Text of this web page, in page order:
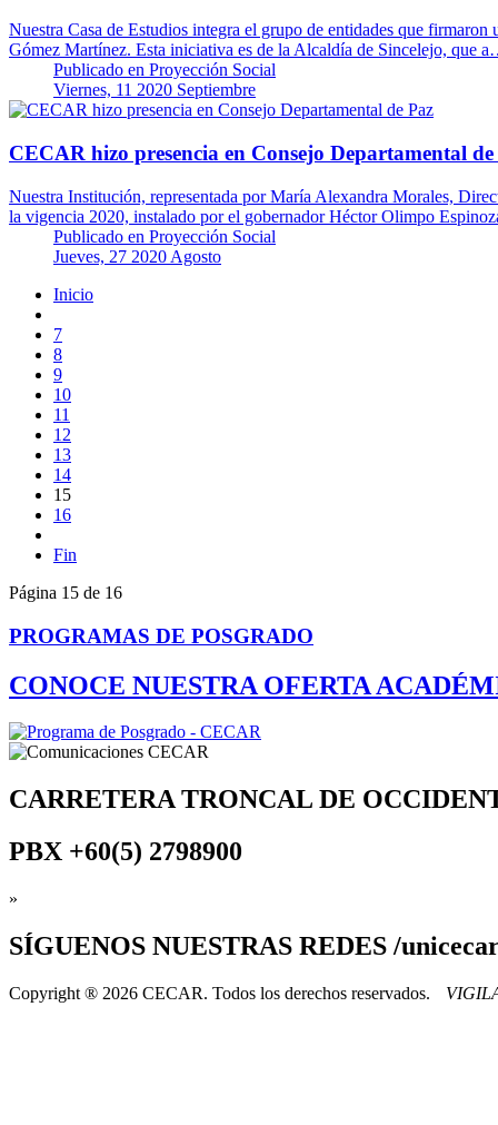
Nuestra Casa de Estudios integra el grupo de entidades que
Gómez Martínez. Esta iniciativa es de la Alcaldía de Sincelejo, que
Publicado en Proyección Social
Viernes, 11 2020 Septiembre
CECAR hizo presencia en Consejo Departamental de
Nuestra Institución, representada por María Alexandra Morales,
la vigencia 2020, instalado por el gobernador Héctor Olimpo
Publicado en Proyección Social
Jueves, 27 2020 Agosto
Inicio
7
8
9
10
11
12
13
14
15
16
Fin
Página 15 de 16
PROGRAMAS DE POSGRADO
CONOCE NUESTRA OFERTA
CARRETERA TRONCAL DE
PBX +60(5) 2798900
»
SÍGUENOS NUESTRAS REDES /
Copyright ® 2026 CECAR. Todos los derechos reservados.